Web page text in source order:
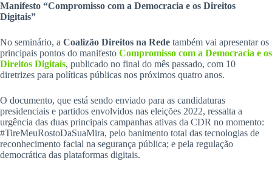
Manifesto “Compromisso com a Democracia e os Direitos
Digitais”
No seminário, a Coalizão Direitos na Rede também vai apresentar os
principais pontos do manifesto Compromisso com a Democracia e os
Direitos Digitais, publicado no final do mês passado, com 10
diretrizes para políticas públicas nos próximos quatro anos.
O documento, que está sendo enviado para as candidaturas
presidenciais e partidos envolvidos nas eleições 2022, ressalta a
urgência das duas principais campanhas ativas da CDR no momento:
#TireMeuRostoDaSuaMira, pelo banimento total das tecnologias de
reconhecimento facial na segurança pública; e pela regulação
democrática das plataformas digitais.